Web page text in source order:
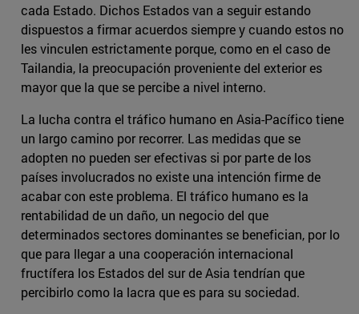
cada Estado. Dichos Estados van a seguir estando
dispuestos a firmar acuerdos siempre y cuando estos no
les vinculen estrictamente porque, como en el caso de
Tailandia, la preocupación proveniente del exterior es
mayor que la que se percibe a nivel interno.
La lucha contra el tráfico humano en Asia-Pacífico tiene
un largo camino por recorrer. Las medidas que se
adopten no pueden ser efectivas si por parte de los
países involucrados no existe una intención firme de
acabar con este problema. El tráfico humano es la
rentabilidad de un daño, un negocio del que
determinados sectores dominantes se benefician, por lo
que para llegar a una cooperación internacional
fructífera los Estados del sur de Asia tendrían que
percibirlo como la lacra que es para su sociedad.